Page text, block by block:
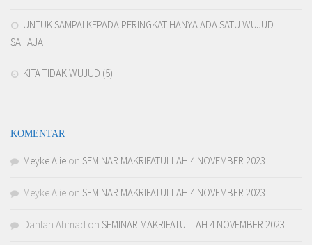
UNTUK SAMPAI KEPADA PERINGKAT HANYA ADA SATU WUJUD
SAHAJA
KITA TIDAK WUJUD (5)
KOMENTAR
Meyke Alie on SEMINAR MAKRIFATULLAH 4 NOVEMBER 2023
Meyke Alie on SEMINAR MAKRIFATULLAH 4 NOVEMBER 2023
Dahlan Ahmad on SEMINAR MAKRIFATULLAH 4 NOVEMBER 2023